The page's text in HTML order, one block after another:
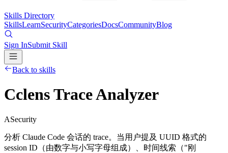
Skills Directory
SkillsLearnSecurityCategoriesDocsCommunityBlog
Sign InSubmit Skill
Back to skills
Cclens Trace Analyzer
ASecurity
分析 Claude Code 会话的 trace。当用户提及 UUID 格式的
session ID（由数字与小写字母组成）、时间线索（"刚